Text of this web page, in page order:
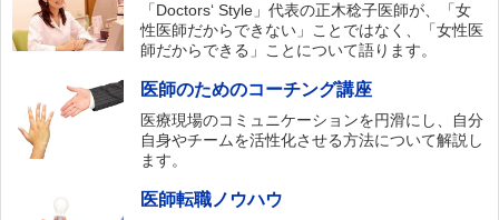
「Doctors‘ Style」代表の正木稔子医師が、「女
性医師だからできない」ことではなく、「女性医
師だからできる」ことについて語ります。
医師のためのコーチング講座
医療現場のコミュニケーションを円滑にし、自分
自身やチームを活性化させる方法について解説し
ます。
医師転職ノウハウ